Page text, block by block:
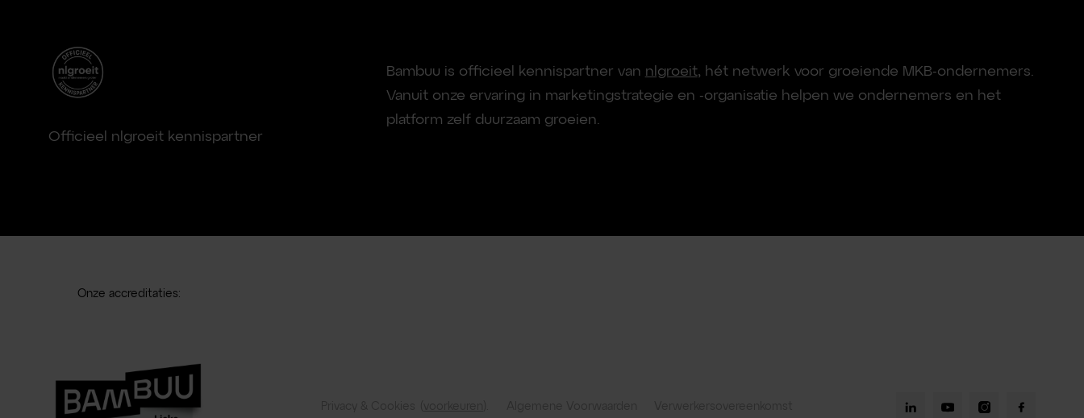
Bambuu is officieel kennispartner van nlgroeit, hét netwerk voor groeiende MKB-ondernemers.
Vanuit onze ervaring in marketingstrategie en -organisatie helpen we ondernemers en het
platform zelf duurzaam groeien.
Officieel nlgroeit kennispartner
Onze accreditaties: